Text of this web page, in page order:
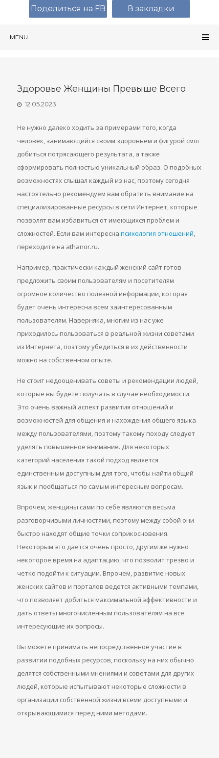
MENU
Здоровье Женщины Превыше Всего
12.05.2023
Не нужно далеко ходить за примерами того, когда
человек, занимающийся своим здоровьем и фигурой смог
добиться потрясающего результата, а также
сформировать полностью уникальный образ. О подобных
возможностях слышал каждый из нас, поэтому сегодня
настоятельно рекомендуем вам обратить внимание на
специализированные ресурсы в сети Интернет, которые
позволят вам избавиться от имеющихся проблем и
сложностей. Если вам интересна психология отношений,
переходите на athanor.ru.
Например, практически каждый женский сайт готов
предложить своим пользователям и посетителям
огромное количество полезной информации, которая
будет очень интересна всем заинтересованным
пользователям. Наверняка, многим из нас уже
приходилось пользоваться в реальной жизни советами
из Интернета, поэтому убедиться в их действенности
можно на собственном опыте.
Не стоит недооценивать советы и рекомендации людей,
которые вы будете получать в случае необходимости.
Это очень важный аспект развития отношений и
возможностей для общения и нахождения общего языка
между пользователями, поэтому такому походу следует
уделять повышенное внимание. Для некоторых
категорий населения такой подход является
единственным доступным для того, чтобы найти общий
язык и пообщаться по самым интересным вопросам.
Впрочем, женщины сами по себе являются весьма
разговорчивыми личностями, поэтому между собой они
быстро находят общие точки соприкосновения.
Некоторым это дается очень просто, другим же нужно
некоторое время на адаптацию, что позволит трезво и
четко подойти к ситуации. Впрочем, развитие новых
женских сайтов и порталов ведется активными темпами,
что позволяет добиться максимальной эффективности и
дать ответы многочисленным пользователям на все
интересующие их вопросы.
Вы можете принимать непосредственное участие в
развитии подобных ресурсов, поскольку на них обычно
делятся собственными мнениями и советами для других
людей, которые испытывают некоторые сложности в
организации собственной жизни всеми доступными и
открывающимися перед ними методами.
Поделиться на FB В закладки